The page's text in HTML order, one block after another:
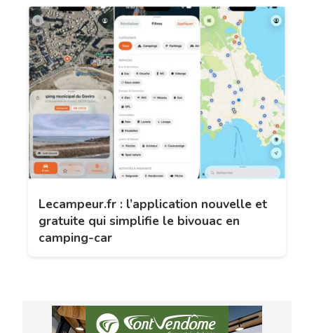
Lecampeur.fr : l’application nouvelle et
gratuite qui simplifie le bivouac en
camping-car